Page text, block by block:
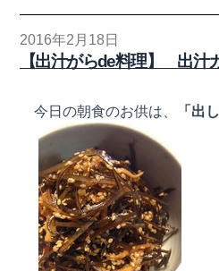
2016年2月18日
【出汁がらde料理】 出汁
今日の朝食のお供は、 「出